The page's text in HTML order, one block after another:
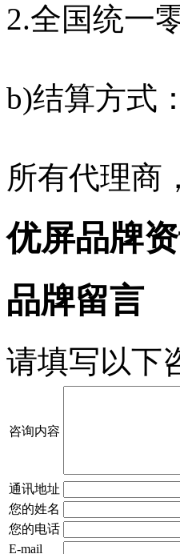
2.全国统一
b)结算方式：
所有代理商
优屏品牌
品牌留言
请填写以下
咨询内容
通讯地址
您的姓名
您的电话
E-mail